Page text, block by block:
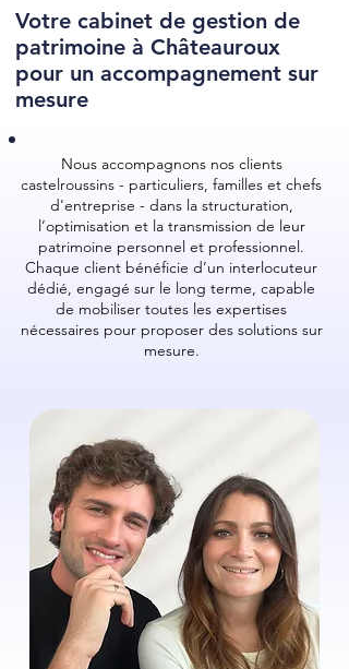
Votre cabinet de gestion de
patrimoine à Châteauroux
pour un accompagnement sur
mesure
Nous accompagnons nos clients
castelroussins - particuliers, familles et chefs
d'entreprise - dans la structuration,
l’optimisation et la transmission de leur
patrimoine personnel et professionnel.
Chaque client bénéficie d’un interlocuteur
dédié, engagé sur le long terme, capable
de mobiliser toutes les expertises
nécessaires pour proposer des solutions sur
mesure.